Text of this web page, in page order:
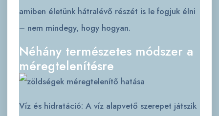
amiben életünk hátralévő részét is le fogjuk élni
– nem mindegy, hogy hogyan.
Néhány természetes módszer a
méregtelenítésre
Víz és hidratáció: A víz alapvető szerepet játszik